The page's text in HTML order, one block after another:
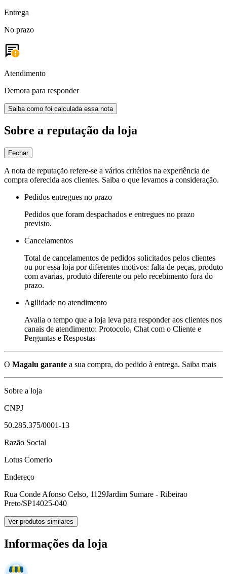
Entrega
No prazo
Atendimento
Demora para responder
Saiba como foi calculada essa nota
Sobre a reputação da loja
Fechar
A nota de reputação refere-se a vários critérios na experiência de
compra oferecida aos clientes. Saiba o que levamos a consideração.
Pedidos entregues no prazo
Pedidos que foram despachados e entregues no prazo
previsto.
Cancelamentos
Total de cancelamentos de pedidos solicitados pelos clientes
ou por essa loja por diferentes motivos: falta de peças, produto
com avarias, produto diferente ou pelo recebimento fora do
prazo.
Agilidade no atendimento
Avalia o tempo que a loja leva para responder aos clientes nos
canais de atendimento: Protocolo, Chat com o Cliente e
Perguntas e Respostas
O Magalu garante a sua compra, do pedido à entrega. Saiba mais
Sobre a loja
CNPJ
50.285.375/0001-13
Razão Social
Lotus Comerio
Endereço
Rua Conde Afonso Celso, 1129Jardim Sumare - Ribeirao
Preto/SP14025-040
Ver produtos similares
Informações da loja